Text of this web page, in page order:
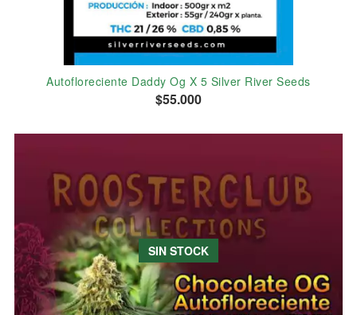
Autofloreciente Daddy Og X 5 Silver River Seeds
$55.000
SIN STOCK